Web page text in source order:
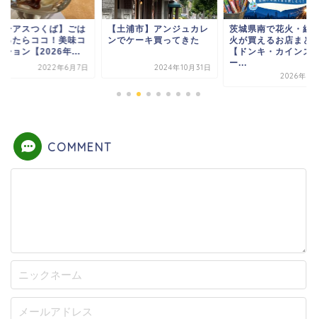
ーアスつくば】ごは
ったらココ！美味コ
ション【2026年...
2022年6月7日
【土浦市】アンジュカレ
ンでケーキ買ってきた
2024年10月31日
茨城県南で花火・線
火が買えるお店まと
【ドンキ・カインズ
ー...
2026年7
COMMENT